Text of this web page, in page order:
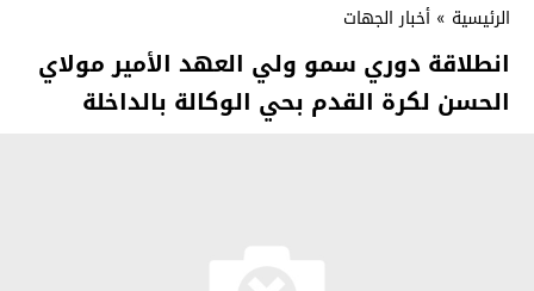
الرئيسية » أخبار الجهات
انطلاقة دوري سمو ولي العهد الأمير مولاي
الحسن لكرة القدم بحي الوكالة بالداخلة